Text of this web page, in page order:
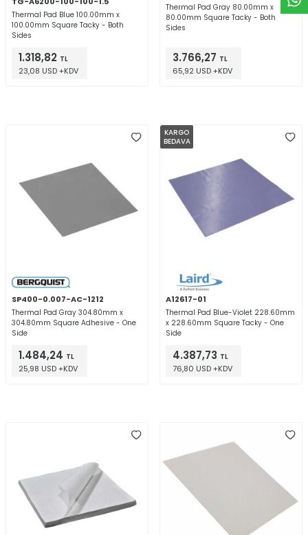
Thermal Pad Blue 100.00mm x
100.00mm Square Tacky - Both
Sides
1.318,82 TL
23,08 USD +KDV
Thermal Pad Gray 80.00mm x
80.00mm Square Tacky - Both
Sides
3.766,27 TL
65,92 USD +KDV
SP400-0.007-AC-1212
Thermal Pad Gray 304.80mm x
304.80mm Square Adhesive - One
Side
1.484,24 TL
25,98 USD +KDV
KARGO
BEDAVA
A12617-01
Thermal Pad Blue-Violet 228.60mm
x 228.60mm Square Tacky - One
Side
4.387,73 TL
76,80 USD +KDV